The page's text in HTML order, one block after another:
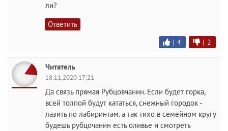
ли?
Ответить
| 4 | 2
Читатель
18.11.2020 17:21
Да связь прямая Рубцовчанин. Если будет горка,
всей толпой будут кататься, снежный городок -
лазить по лабиринтам. а так тихо в семейном кругу
будешь рубцочанин есть оливье и смотреть